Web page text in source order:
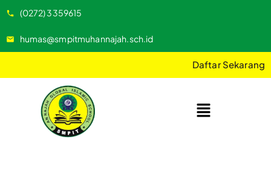
(0272) 3359615
humas@smpitmuhannajah.sch.id
Daftar Sekarang